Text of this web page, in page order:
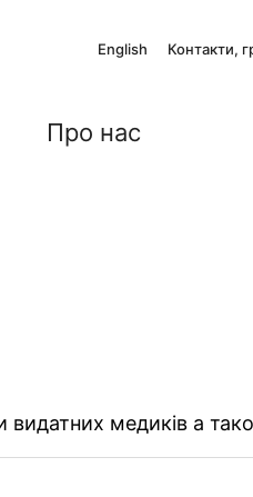
English Контакти,
Про нас
видатних медиків а